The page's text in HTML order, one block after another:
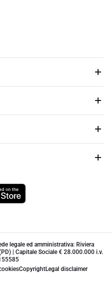
legale ed amministrativa: Riviera
| Capitale Sociale € 28.000.000 i.v.
CopyrightLegal disclaimer